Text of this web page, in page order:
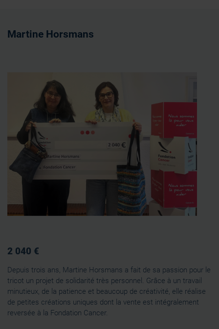
Martine Horsmans
2 040 €
Depuis trois ans, Martine Horsmans a fait de sa passion pour le
tricot un projet de solidarité très personnel. Grâce à un travail
minutieux, de la patience et beaucoup de créativité, elle réalise
de petites créations uniques dont la vente est intégralement
reversée à la Fondation Cancer.